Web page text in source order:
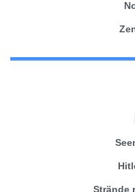
Strände